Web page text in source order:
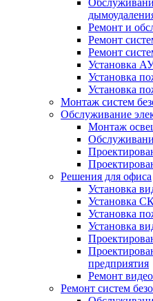
Ремонт и
Ремонт
Ремонт
Установка
Установка
Установка
Монтаж систем
Обслуживание
Монтаж
Решения для офиса
Установка
Установка
Установка
Установка
предприятия
Ремонт
Ремонт систем